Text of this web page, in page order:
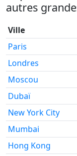
autres
Ville
Paris
Londres
Moscou
Dubaï
New York City
Mumbai
Hong Kong